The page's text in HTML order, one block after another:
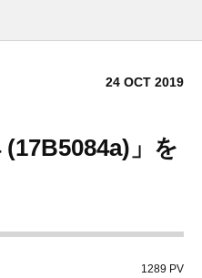
24 OCT 2019
」を
1289 PV